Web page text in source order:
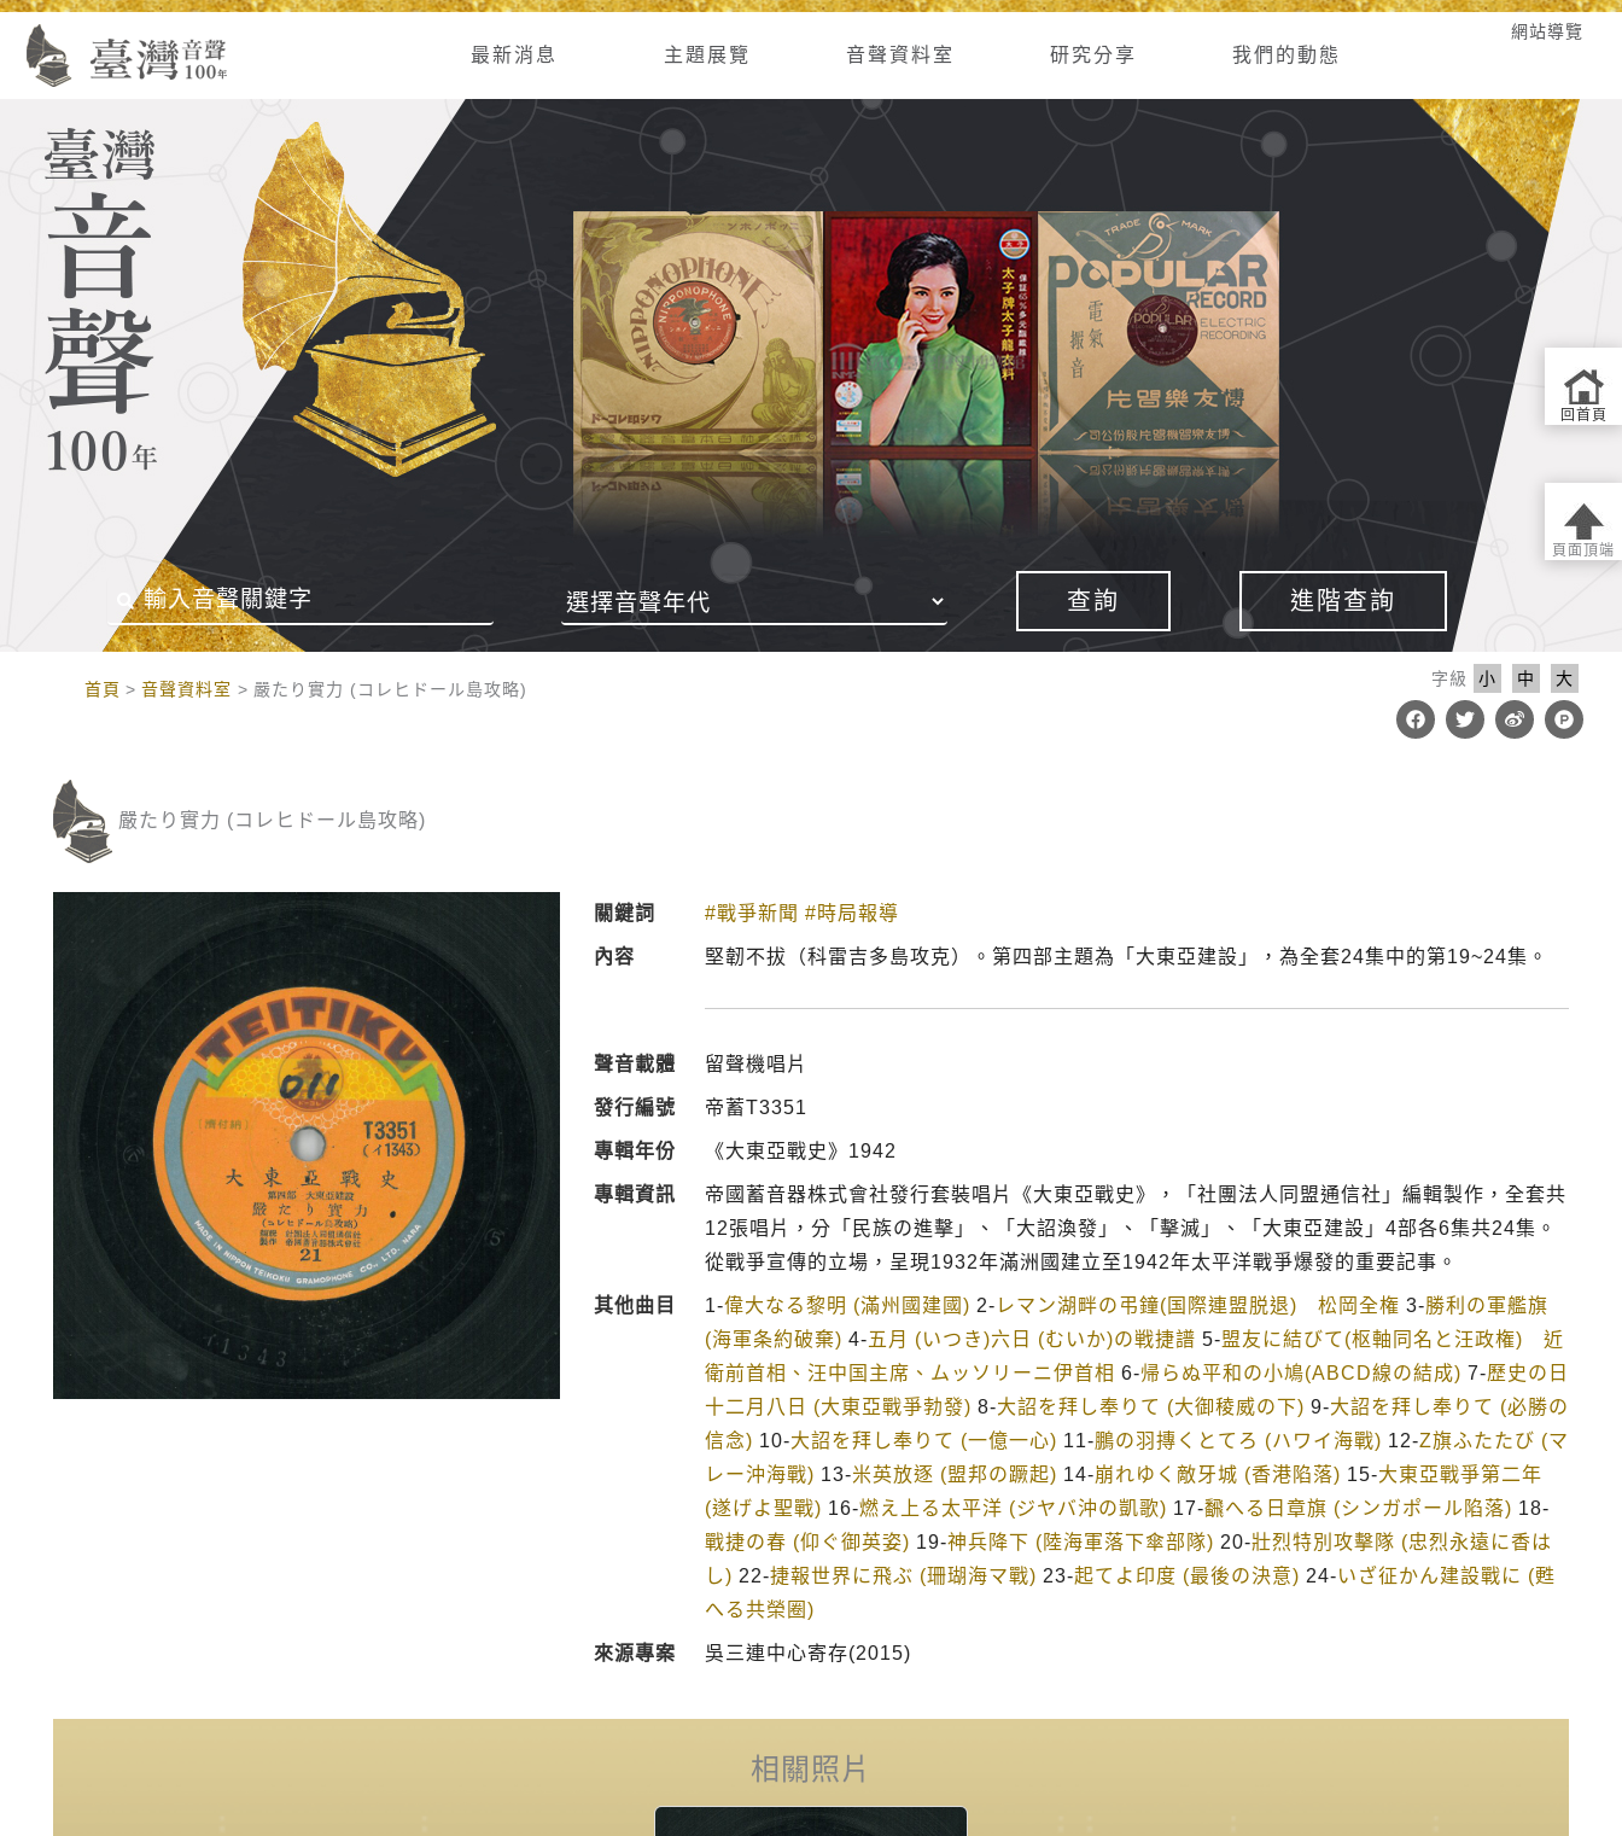
Alt+U：
Alt+C：
跳
最新消息 主題展覽 音聲資料室 研究分享 我們的動態
網站導覽
查詢 進階查詢
首頁 音聲資料室 嚴たり實力 (コレヒドール島攻略)
字級 小 中 大
F
a
T
w
W
e
P
r
嚴たり實力 (コレヒドール島攻略)
關鍵詞 #戰爭新聞 #時局報導
內容 堅韌不拔（科雷吉多島攻克）。第四部主題為「大東亞建設」，為全套24集中的第19~24集。
聲音載體 留聲機唱片
發行編號 帝蓄T3351
專輯年份 《大東亞戰史》1942
專輯資訊
帝國蓄音器株式會社發行套裝唱片《大東亞戰史》，「社團法人同盟通信社」編輯製作，全套共
12張唱片，分「民族の進擊」、「大詔渙發」、「擊滅」、「大東亞建設」4部各6集共24集。
從戰爭宣傳的立場，呈現1932年滿洲國建立至1942年太平洋戰爭爆發的重要記事。
其他曲目 1-偉大なる黎明 (滿州國建國) 2- レマン湖畔の弔鐘(国際連盟脱退) 松岡全権 3-勝利の軍艦旗
(海軍条約破棄) 4-五月 (いつき)六日 (むいか)の戦捷譜 5-盟友に結びて(枢軸同名と汪政権) 近
衛前首相、汪中国主席、ムッソリーニ伊首相 6-帰らぬ平和の小鳩(ABCD線の結成) 7-歷史の日
十二月八日 (大東亞戰爭勃發) 8-大詔を拜し奉りて (大御稜威の下) 9-大詔を拜し奉りて (必勝の
信念) 10-大詔を拜し奉りて (一億一心) 11-鵬の羽摶くとてろ (ハワイ海戰) 12-Z旗ふたたび (マ
レー沖海戰) 13-米英放逐 (盟邦の蹶起) 14-崩れゆく敵牙城 (香港陷落) 15-大東亞戰爭第二年
(遂げよ聖戰) 16-燃え上る太平洋 (ジヤバ沖の凱歌) 17-飜へる日章旗 (シンガポール陷落) 18-
戰捷の春 (仰ぐ御英姿) 19-神兵降下 (陸海軍落下傘部隊) 20-壯烈特別攻擊隊 (忠烈永遠に香は
し) 22-捷報世界に飛ぶ (珊瑚海マ戰) 23-起てよ印度 (最後の決意) 24-いざ征かん建設戰に (甦
へる共榮圈)
來源專案 吳三連中心寄存(2015)
相關照片
回首頁
頁面頂端